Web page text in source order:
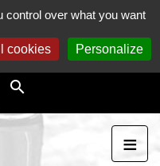
sur circuit.Vente en

≡
control over what you want
cookies Personalize